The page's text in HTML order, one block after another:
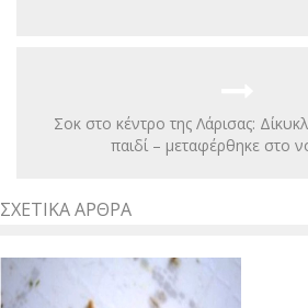
Σοκ στο κέντρο της Λάρισας:
παιδί – μεταφέρθηκε στο
ΣΧΕΤΙΚΆ ΆΡΘΡΑ